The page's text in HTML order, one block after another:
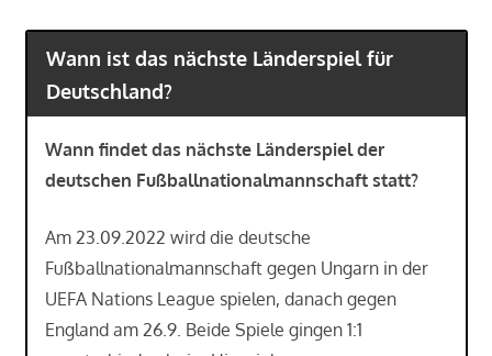
Wann ist das nächste Länderspiel für
Deutschland?
Wann findet das nächste Länderspiel der
deutschen Fußballnationalmannschaft statt?
Am 23.09.2022 wird die deutsche
Fußballnationalmannschaft gegen Ungarn in der
UEFA Nations League spielen, danach gegen
England am 26.9. Beide Spiele gingen 1:1